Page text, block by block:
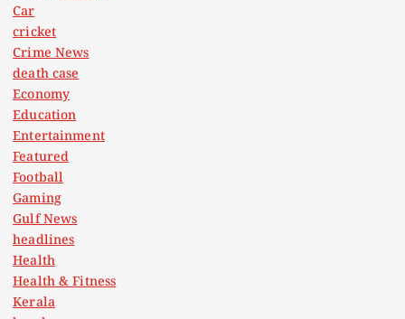
Car
cricket
Crime News
death case
Economy
Education
Entertainment
Featured
Football
Gaming
Gulf News
headlines
Health
Health & Fitness
Kerala